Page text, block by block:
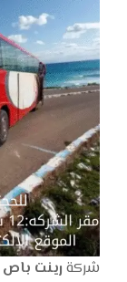
شركة رينت باص